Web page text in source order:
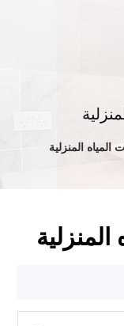
المنزلية